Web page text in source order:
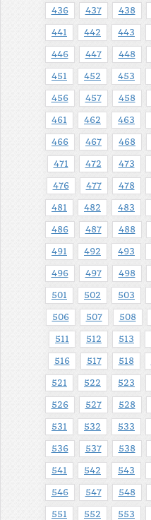
436 437 438
441 442 443
446 447 448
451 452 453
456 457 458
461 462 463
466 467 468
471 472 473
476 477 478
481 482 483
486 487 488
491 492 493
496 497 498
501 502 503
506 507 508
511 512 513
516 517 518
521 522 523
526 527 528
531 532 533
536 537 538
541 542 543
546 547 548
551 552 553